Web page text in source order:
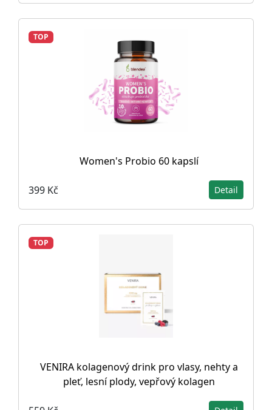
TOP
Women's Probio 60 kapslí
399 Kč Detail
TOP
VENIRA kolagenový drink pro vlasy, nehty a
pleť, lesní plody, vepřový kolagen